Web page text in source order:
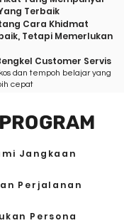
Terbaik
Cara Khidmat
Tetapi Memerlukan
Customer Servis
dan tempoh belajar yang
h cepat
Jangkaan
Perjalanan
Persona